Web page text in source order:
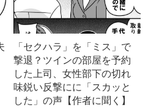
「セクハラ」を「ミス」で
撃退？ツインの部屋を予約
した上司、女性部下の切れ
味鋭い反撃にに「スカッと
した」の声【作者に聞く】